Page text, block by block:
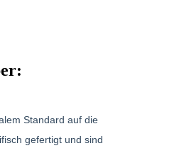
Standard auf die
gefertigt und sind